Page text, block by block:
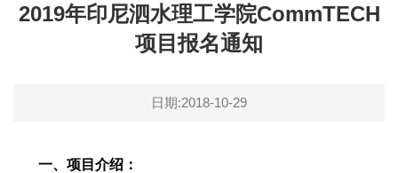
2019年印尼泗水理工学院CommTECH
项目报名通知
日期:2018-10-29
一、项目介绍：